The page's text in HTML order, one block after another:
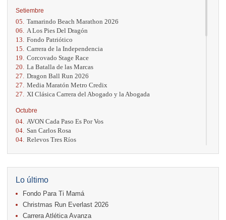
Setiembre
05. Tamarindo Beach Marathon 2026
06.
A Los Pies Del Dragón
13. Fondo Patriótico
15. Carrera de la Independencia
19. Corcovado Stage Race
20. La Batalla de las Marcas
27. Dragon Ball Run 2026
27. Media Maratón Metro Credix
27.
XI Clásica Carrera del Abogado y la Abogada
Octubre
04. AVON Cada Paso Es Por Vos
04. San Carlos Rosa
04. Relevos Tres Ríos
17. Caribe Paradise Run
18.
Casa Turire Trail Run
18. Warriors Run Circuit
18. Samsung Jacó Beach Half Marathon 2026
25. KRun by Under Armour
25. Run Alajuela
Lo último
Fondo Para Ti Mamá
Christmas Run Everlast 2026
Carrera Atlética Avanza